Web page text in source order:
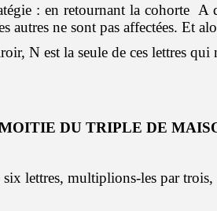
: en retournant la cohorte A
autres ne sont pas affectées. Et
N est la seule de ces lettres qui
DU TRIPLE DE
lettres, multiplions-les par